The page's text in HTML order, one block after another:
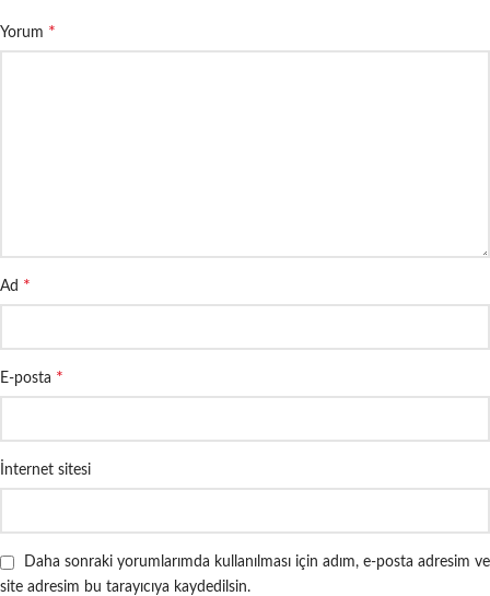
Yorum *
Ad *
E-posta *
İnternet sitesi
Daha sonraki yorumlarımda kullanılması için adım, e-posta adresim ve
site adresim bu tarayıcıya kaydedilsin.